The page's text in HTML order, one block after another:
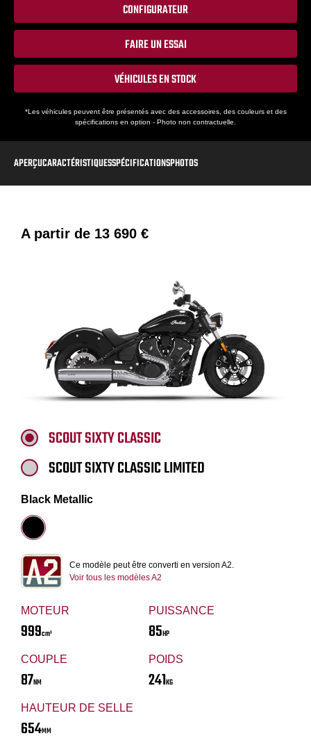
CONFIGURATEUR
FAIRE UN ESSAI
VÉHICULES EN STOCK
*Les véhicules peuvent être présentés avec des accessoires, des couleurs et des
spécifications en option - Photo non contractuelle.
APERÇUCARACTÉRISTIQUESSPÉCIFICATIONSPHOTOS
A partir de 13 690 €
MOTEUR
999cm³
PUISSANCE
85HP
COUPLE
87NM
POIDS
241KG
HAUTEUR DE SELLE
654MM
SCOUT SIXTY CLASSIC
SCOUT SIXTY CLASSIC LIMITED
Black Metallic
Ce modèle peut être converti en version A2.
Voir tous les modèles A2